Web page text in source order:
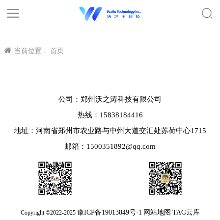
当前位置 : 首页
公司：郑州沃之涛科技有限公司
热线：15838184416
地址：河南省郑州市农业路与中州大道交汇处苏荷中心1715
邮箱：1500351892@qq.com
Copyright ©2022-2025 豫ICP备19013849号-1 网站地图 TAG云库